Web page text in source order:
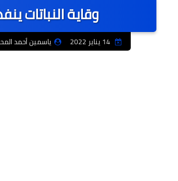
وقاية النباتات
14 يناير 2022 ياسمين أحمد